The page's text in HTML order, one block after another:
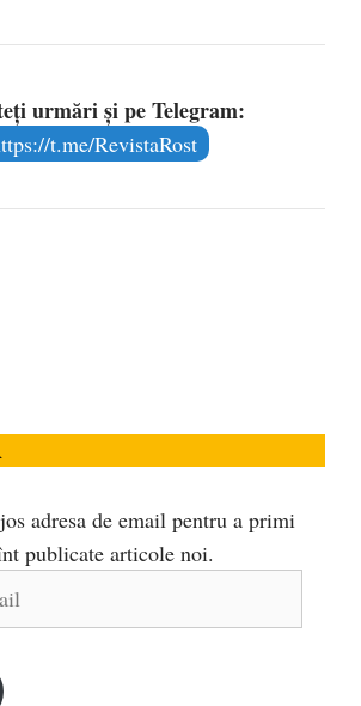
urmări și pe Telegram:
t.me/RevistaRost
adresa de email pentru a primi
publicate articole noi.